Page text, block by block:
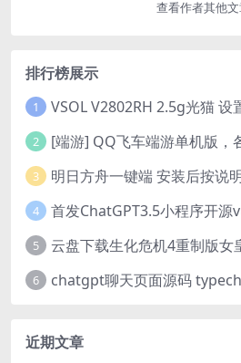
查看作者其他
排行榜展示
1
2
3 明日方舟一键端 安装后按说
4 首发ChatGPT3.5小程序开源
5
6 chatgpt聊天页面源码
近期文章